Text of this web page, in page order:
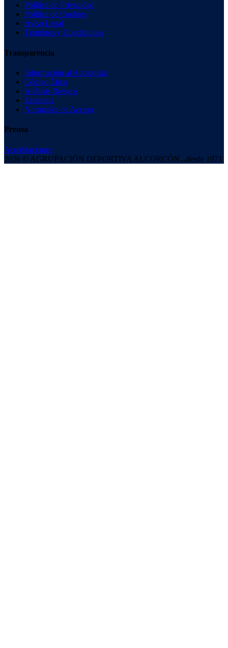
Política de Privacidad
Política de Cookies
Aviso Legal
Términos y Condiciones
Transparencia
Información al Accionista
Código Ético
Análisis Riesgos
Estatutos
Normativa de Acceso
Prensa
Acreditaciones
2026 © AGRUPACIÓN DEPORTIVA ALCORCÓN...desde 1971